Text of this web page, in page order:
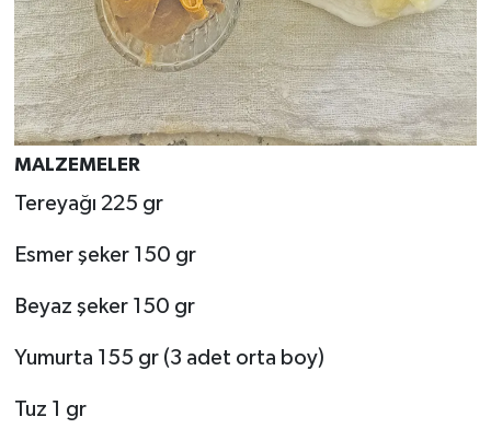
MALZEMELER
Tereyağı 225 gr
Esmer şeker 150 gr
Beyaz şeker 150 gr
Yumurta 155 gr (3 adet orta boy)
Tuz 1 gr